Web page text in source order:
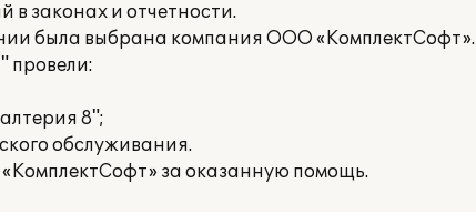
в законах и отчетности.
была выбрана компания ООО «КомплектСофт».
провели:
8";
обслуживания.
за оказанную помощь.